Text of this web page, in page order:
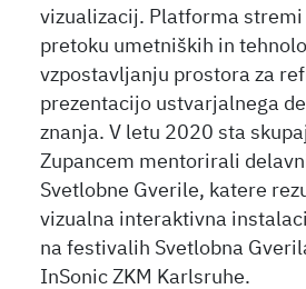
vizualizacij. Platforma stremi
pretoku umetniških in
vzpostavljanju prostora za
prezentacijo ustvarjalnega
znanja. V letu 2020 sta
Zupancem mentorirali
Svetlobne Gverile, katere
vizualna interaktivna
na festivalih Svetlobna
InSonic ZKM Karlsruhe.